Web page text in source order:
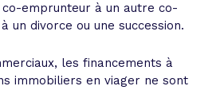
emprunteur à un autre co-
un divorce ou une succession.
les financements à
immobiliers en viager ne sont